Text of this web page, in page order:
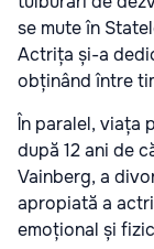
se mute în
Actrița și-a
obținând între
În paralel, viața
după 12 ani de
Vainberg, a
apropiată a
emoțional și